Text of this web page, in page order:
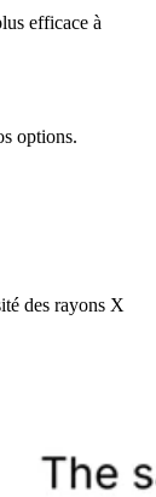
efficace à
options.
des rayons X